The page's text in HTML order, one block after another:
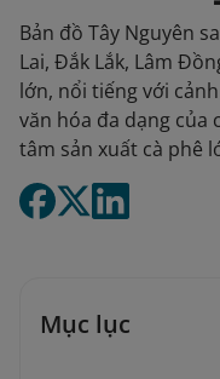
Bản đồ Tây Nguyên
Lai, Đắk Lắk, Lâm
lớn, nổi tiếng với
văn hóa đa dạng của
tâm sản xuất cà phê
Mục lục